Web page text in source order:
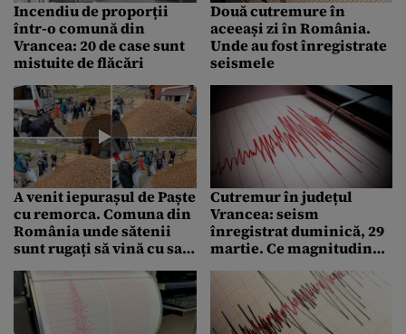
Incendiu de proporții
într-o comună din
Vrancea: 20 de case sunt
mistuite de flăcări
Două cutremure în
aceeași zi în România.
Unde au fost înregistrate
seismele
A venit iepurașul de Paște
cu remorca. Comuna din
România unde sătenii
sunt rugați să vină cu saci
Cutremur în județul
Vrancea: seism
înregistrat duminică, 29
martie. Ce magnitudine a